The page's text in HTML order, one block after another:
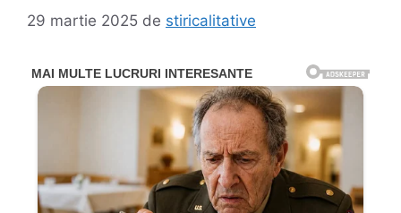
29 martie 2025 de stiricalitative